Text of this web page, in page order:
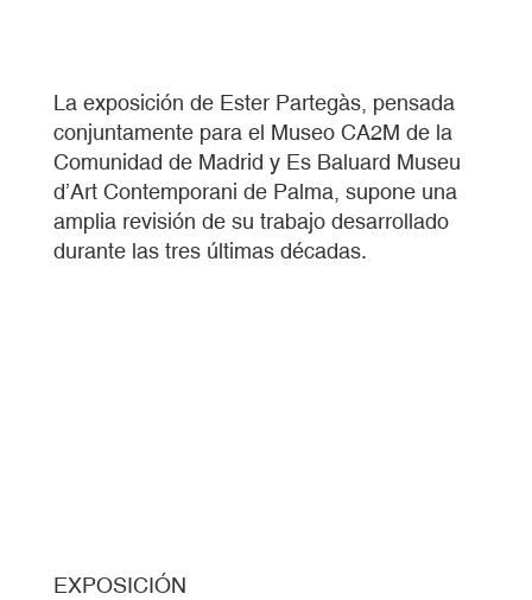
La exposición de Ester Partegàs, pensada
conjuntamente para el Museo CA2M de la
Comunidad de Madrid y Es Baluard Museu
d’Art Contemporani de Palma, supone una
amplia revisión de su trabajo desarrollado
durante las tres últimas décadas.
EXPOSICIÓN